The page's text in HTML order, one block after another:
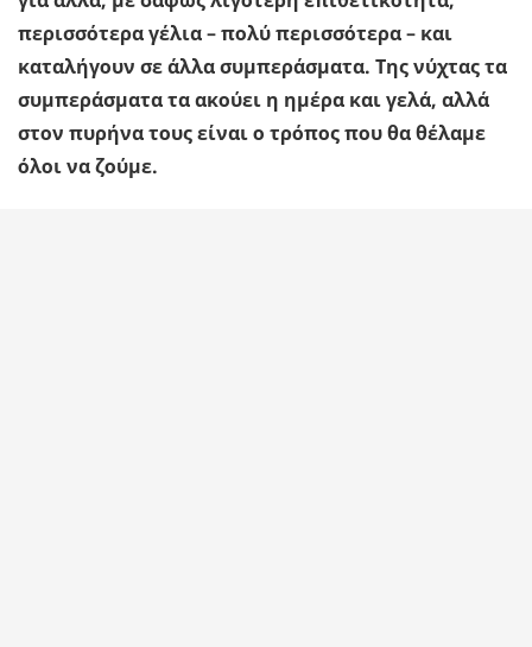
περισσότερα γέλια – πολύ περισσότερα – και
καταλήγουν σε άλλα συμπεράσματα. Της νύχτας τα
συμπεράσματα τα ακούει η ημέρα και γελά, αλλά
στον πυρήνα τους είναι ο τρόπος που θα θέλαμε
όλοι να ζούμε.